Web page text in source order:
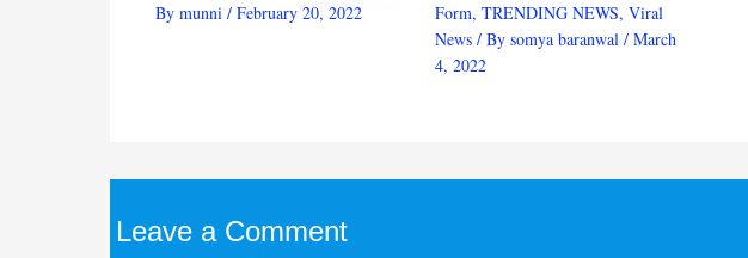
By munni / February 20, 2022
Form, TRENDING NEWS, Viral
News/ By somya baranwal / March
4, 2022
Leave a Comment